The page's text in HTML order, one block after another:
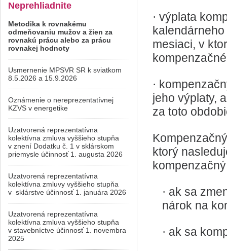
· výplata
mesiaci, v
·
jeho výplaty,
za toto
ktorý
· ak sa
nárok na
· ak sa
Neprehliadnite
Metodika k rovnakému
odmeňovaniu mužov a žien za
rovnakú prácu alebo za prácu
rovnakej hodnoty
Usmernenie MPSVR SR k sviatkom
8.5.2026 a 15.9.2026
Oznámenie o nereprezentatívnej
KZVS v energetike
Uzatvorená reprezentatívna
kolektívna zmluva vyššieho stupňa
v znení Dodatku č. 1 v sklárskom
priemysle účinnosť 1. augusta 2026
Uzatvorená reprezentatívna
kolektívna zmluvy vyššieho stupňa
v sklárstve účinnosť 1. januára 2026
Uzatvorená reprezentatívna
kolektívna zmluva vyššieho stupňa
v stavebníctve účinnosť 1. novembra
2025